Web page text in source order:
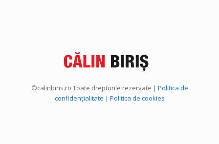
©calinbiris.ro Toate drepturile rezervate | Politica de
confidențialitate | Politica de cookies